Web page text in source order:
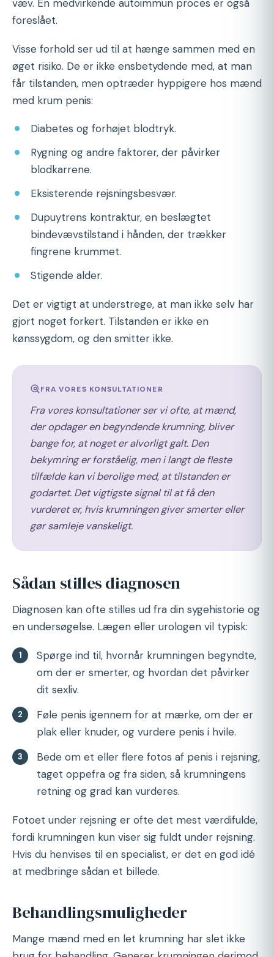
væv. En medvirkende autoimmun proces er også
foreslået.
Visse forhold ser ud til at hænge sammen med en
øget risiko. De er ikke ensbetydende med, at man
får tilstanden, men optræder hyppigere hos mænd
med krum penis:
Diabetes og forhøjet blodtryk.
Rygning og andre faktorer, der påvirker
blodkarrene.
Eksisterende rejsningsbesvær.
Dupuytrens kontraktur, en beslægtet
bindevævstilstand i hånden, der trækker
fingrene krummet.
Stigende alder.
Det er vigtigt at understrege, at man ikke selv har
gjort noget forkert. Tilstanden er ikke en
kønssygdom, og den smitter ikke.
FRA VORES KONSULTATIONER
Fra vores konsultationer ser vi ofte, at mænd,
der opdager en begyndende krumning, bliver
bange for, at noget er alvorligt galt. Den
bekymring er forståelig, men i langt de fleste
tilfælde kan vi berolige med, at tilstanden er
godartet. Det vigtigste signal til at få den
vurderet er, hvis krumningen giver smerter eller
gør samleje vanskeligt.
Sådan stilles diagnosen
Diagnosen kan ofte stilles ud fra din sygehistorie og
en undersøgelse. Lægen eller urologen vil typisk:
Spørge ind til, hvornår krumningen begyndte,
om der er smerter, og hvordan det påvirker
dit sexliv.
Føle penis igennem for at mærke, om der er
plak eller knuder, og vurdere penis i hvile.
Bede om et eller flere fotos af penis i rejsning,
taget oppefra og fra siden, så krumningens
retning og grad kan vurderes.
Fotoet under rejsning er ofte det mest værdifulde,
fordi krumningen kun viser sig fuldt under rejsning.
Hvis du henvises til en specialist, er det en god idé
at medbringe sådan et billede.
Behandlingsmuligheder
Mange mænd med en let krumning har slet ikke